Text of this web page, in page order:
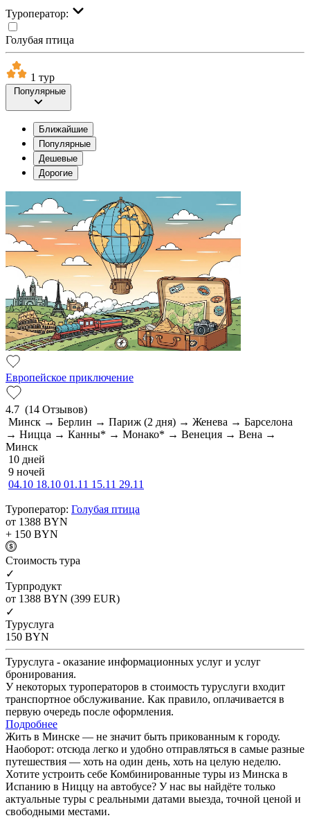
Туроператор:
Голубая птица
1 тур
Популярные
Ближайшие
Популярные
Дешевые
Дорогие
Европейское приключение
4.7 (14 Отзывов)
Минск → Берлин → Париж (2 дня) → Женева → Барселона
→ Ницца → Канны* → Монако* → Венеция → Вена →
Минск
10 дней
9 ночей
04.10 18.10 01.11 15.11 29.11
Туроператор: Голубая птица
от 1388 BYN
+ 150 BYN
Cтоимость тура
✓
Турпродукт
от 1388 BYN (399 EUR)
✓
Туруслуга
150 BYN
Туруслуга - оказание информационных услуг и услуг
бронирования.
У некоторых туроператоров в стоимость туруслуги входит
транспортное обслуживание. Как правило, оплачивается в
первую очередь после оформления.
Подробнее
Жить в Минске — не значит быть прикованным к городу.
Наоборот: отсюда легко и удобно отправляться в самые разные
путешествия — хоть на один день, хоть на целую неделю.
Хотите устроить себе Комбинированные туры из Минска в
Испанию в Ниццу на автобусе? У нас вы найдёте только
актуальные туры с реальными датами выезда, точной ценой и
свободными местами.